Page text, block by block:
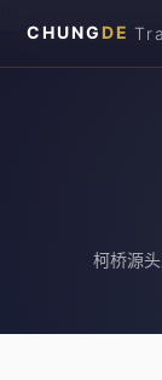
CHUNG DE
柯桥源